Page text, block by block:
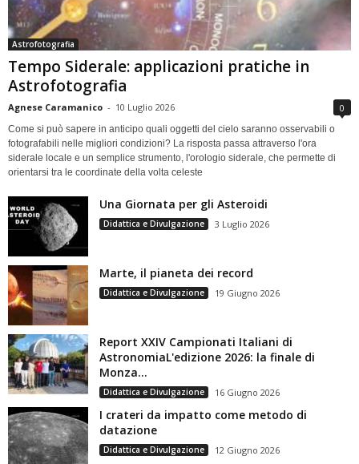
Astrofotografia
Tempo Siderale: applicazioni pratiche in
Astrofotografia
Agnese Caramanico - 10 Luglio 2026 0
Come si può sapere in anticipo quali oggetti del cielo saranno osservabili o
fotografabili nelle migliori condizioni? La risposta passa attraverso l'ora
siderale locale e un semplice strumento, l'orologio siderale, che permette di
orientarsi tra le coordinate della volta celeste
Una Giornata per gli Asteroidi
Didattica e Divulgazione 3 Luglio 2026
Marte, il pianeta dei record
Didattica e Divulgazione 19 Giugno 2026
Report XXIV Campionati Italiani di
AstronomiaL'edizione 2026: la finale di
Monza...
Didattica e Divulgazione 16 Giugno 2026
I crateri da impatto come metodo di
datazione
Didattica e Divulgazione 12 Giugno 2026